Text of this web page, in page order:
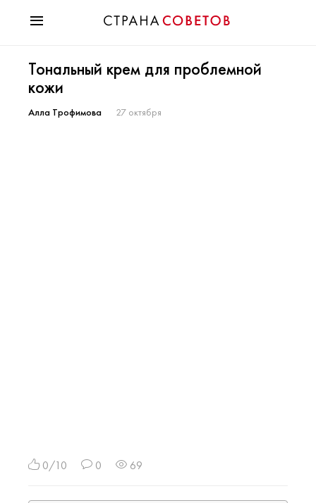
Мода
Звезды
Гороскопы
Тональный крем для проблемной
кожи
Алла Трофимова 27 октября
0/10 0 69